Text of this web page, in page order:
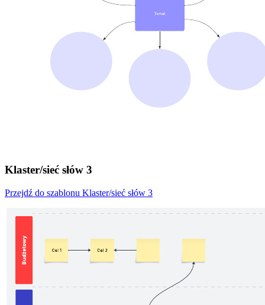
Klaster/sieć słów 3
Przejdź do szablonu Klaster/sieć słów 3